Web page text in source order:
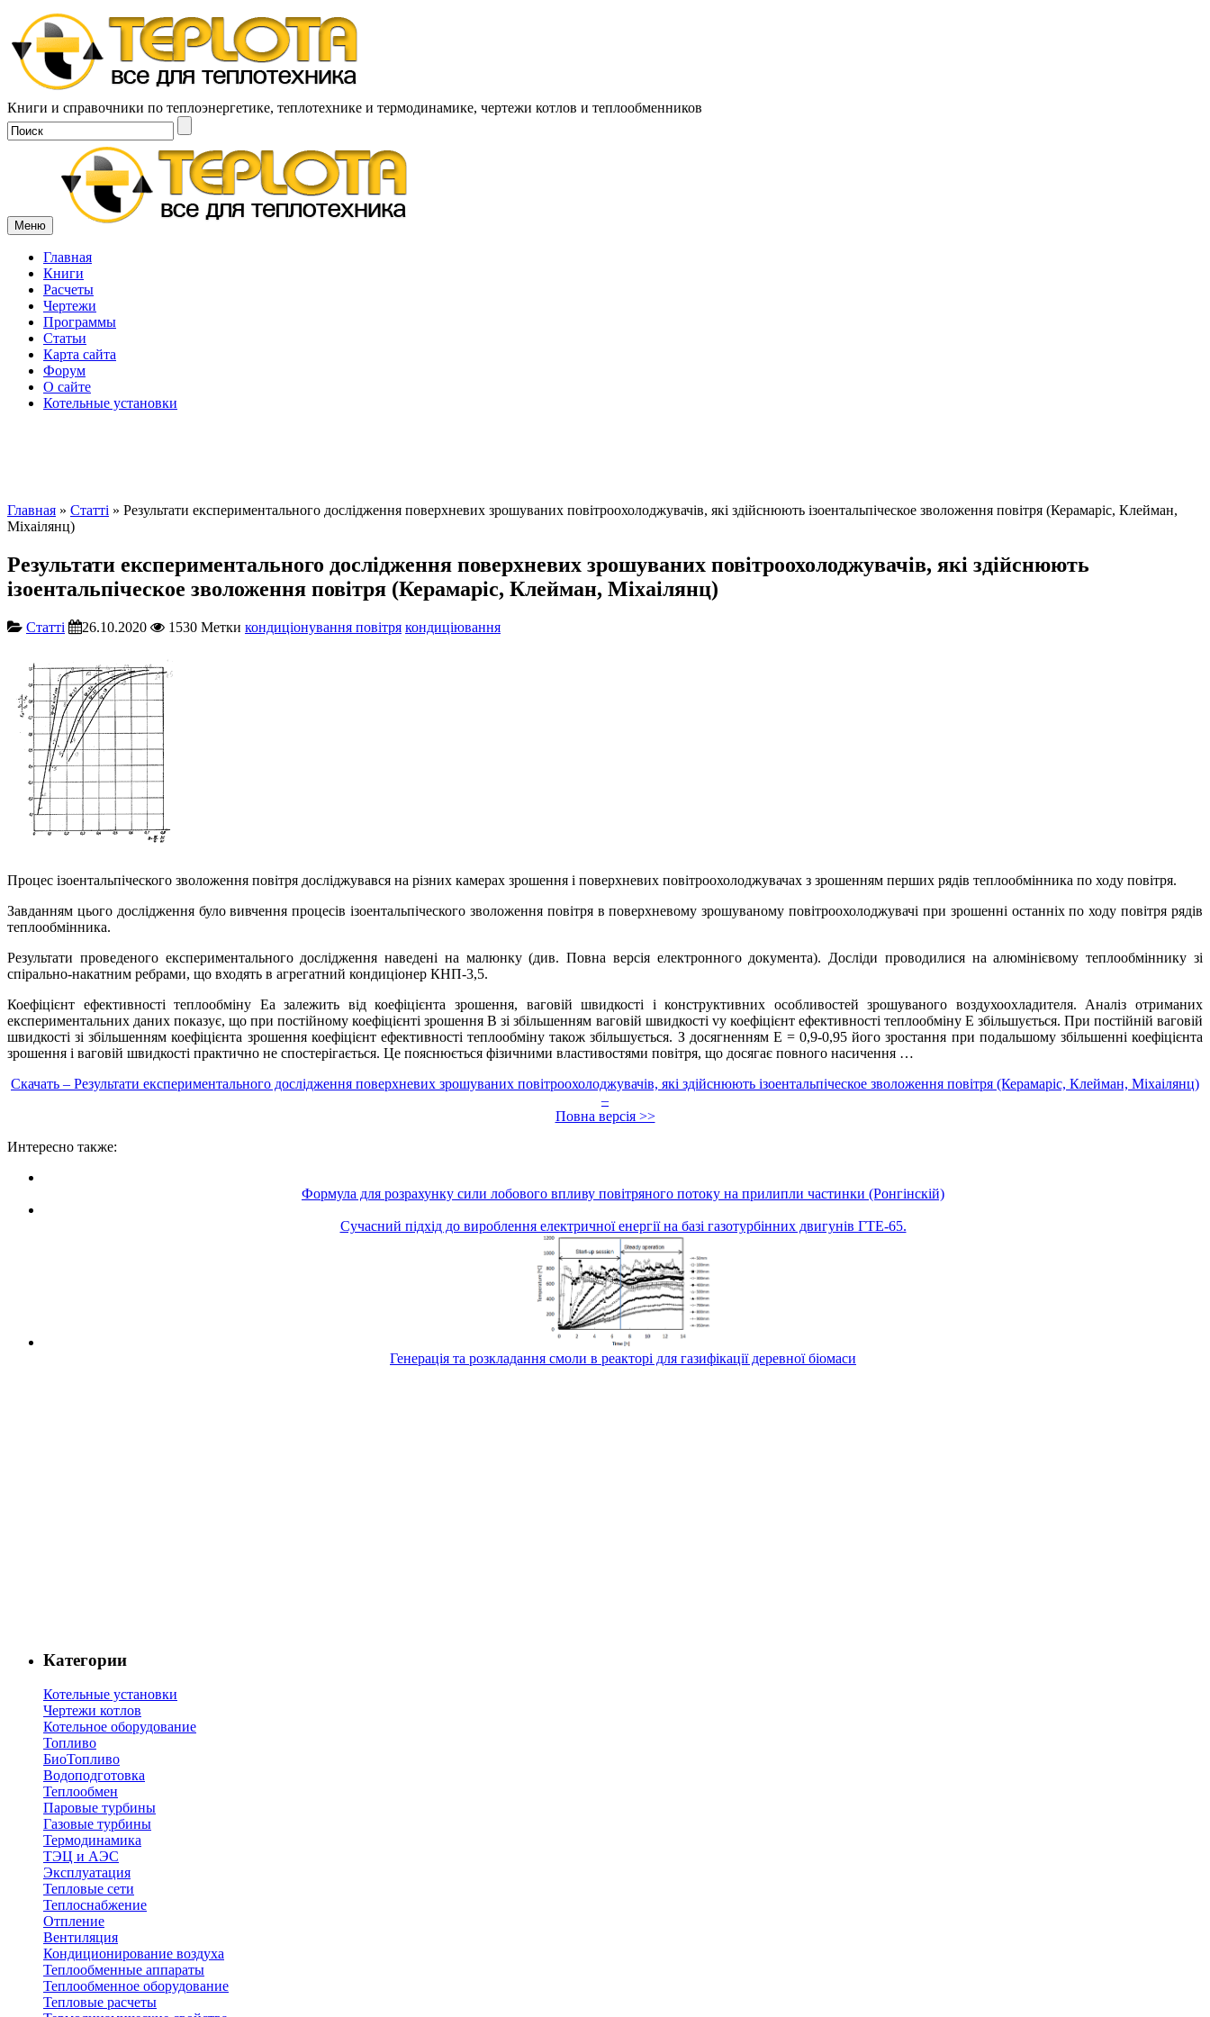
Книги и справочники по теплоэнергетике, теплотехнике и термодинамике, чертежи котлов и теплообменников
Меню
Главная
Книги
Расчеты
Чертежи
Программы
Статьи
Карта сайта
Форум
О сайте
Котельные установки
Главная » Cтатті » Результати експериментального дослідження поверхневих зрошуваних повітроохолоджувачів, які здійснюють ізоентальпіческое зволоження повітря (Керамаріс, Клейман,
Міхаілянц)
Результати експериментального дослідження поверхневих зрошуваних повітроохолоджувачів, які здійснюють
ізоентальпіческое зволоження повітря (Керамаріс, Клейман, Міхаілянц)
Cтатті 26.10.2020 1530 Метки кондиціонування повітря кондиціювання
Процес ізоентальпіческого зволоження повітря досліджувався на різних камерах зрошення і поверхневих повітроохолоджувачах з зрошенням перших рядів теплообмінника по ходу повітря.
Завданням цього дослідження було вивчення процесів ізоентальпіческого зволоження повітря в поверхневому зрошуваному повітроохолоджувачі при зрошенні останніх по ходу повітря рядів
теплообмінника.
Результати проведеного експериментального дослідження наведені на малюнку (див. Повна версія електронного документа). Досліди проводилися на алюмінієвому теплообміннику зі
спірально-накатним ребрами, що входять в агрегатний кондиціонер КНП-3,5.
Коефіцієнт ефективності теплообміну Еа залежить від коефіцієнта зрошення, ваговій швидкості і конструктивних особливостей зрошуваного воздухоохладителя. Аналіз отриманих
експериментальних даних показує, що при постійному коефіцієнті зрошення В зі збільшенням ваговій швидкості vy коефіцієнт ефективності теплообміну Е збільшується. При постійній ваговій
швидкості зі збільшенням коефіцієнта зрошення коефіцієнт ефективності теплообміну також збільшується. З досягненням Е = 0,9-0,95 його зростання при подальшому збільшенні коефіцієнта
зрошення і ваговій швидкості практично не спостерігається. Це пояснюється фізичними властивостями повітря, що досягає повного насичення …
Скачать – Результати експериментального дослідження поверхневих зрошуваних повітроохолоджувачів, які здійснюють ізоентальпіческое зволоження повітря (Керамаріс, Клейман, Міхаілянц)
–
Повна версія >>
Интересно также:
Формула для розрахунку сили лобового впливу повітряного потоку на прилипли частинки (Ронгінскій)
Сучасний підхід до вироблення електричної енергії на базі газотурбінних двигунів ГТЕ-65.
Генерація та розкладання смоли в реакторі для газифікації деревної біомаси
Категории
Котельные установки
Чертежи котлов
Котельное оборудование
Топливо
БиоТопливо
Водоподготовка
Теплообмен
Паровые турбины
Газовые турбины
Термодинамика
ТЭЦ и АЭС
Эксплуатация
Тепловые сети
Теплоснабжение
Отпление
Вентиляция
Кондиционирование воздуха
Теплообменные аппараты
Теплообменное оборудование
Тепловые расчеты